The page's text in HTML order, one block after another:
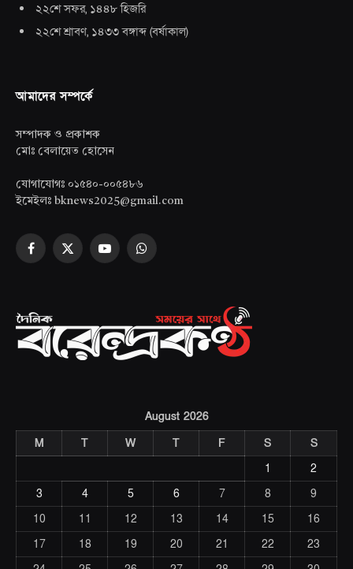
২২শে সফর, ১৪৪৮ হিজরি
২২শে শ্রাবণ, ১৪৩৩ বঙ্গাব্দ (বর্ষাকাল)
আমাদের সম্পর্কে
সম্পাদক ও প্রকাশক
মোঃ বেলায়েত হোসেন
যোগাযোগঃ ০১৫৪০-০০৫৪৮৬
ইমেইলঃ bknews2025@gmail.com
Facebook
X
YouTubeWhatsApp
August 2026
M
T W T F S
S
1
2
3
4 5 6 7 8
9
10
11 12 13 14 15
16
17
18 19 20 21 22
23